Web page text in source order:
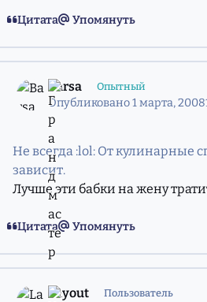
Цитата Упомянуть
Barsa Опытный
Опубликовано1 марта, 2008
Не всегда :lol: От кулинарные
зависит.
Лучше эти бабки на жену
Цитата Упомянуть
Layout Пользователь